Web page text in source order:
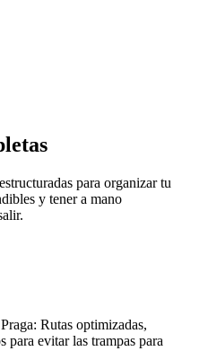
para organizar tu
y tener a mano
Rutas optimizadas,
para evitar las trampas para